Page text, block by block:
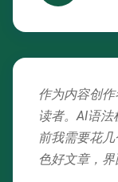
作为内容创
读者。AI语
前我需要花
色好文章，界